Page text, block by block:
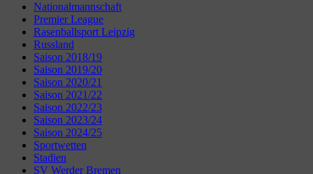
Nationalmannschaft
Premier League
Rasenballsport Leipzig
Russland
Saison 2018/19
Saison 2019/20
Saison 2020/21
Saison 2021/22
Saison 2022/23
Saison 2023/24
Saison 2024/25
Sportwetten
Stadien
SV Werder Bremen